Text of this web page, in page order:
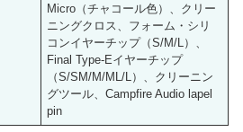
Micro（チャコール色）、クリー
ニングクロス、フォーム・シリ
コンイヤーチップ（S/M/L）、
Final Type-Eイヤーチップ
（S/SM/M/ML/L）、クリーニン
グツール、Campfire Audio lapel
pin